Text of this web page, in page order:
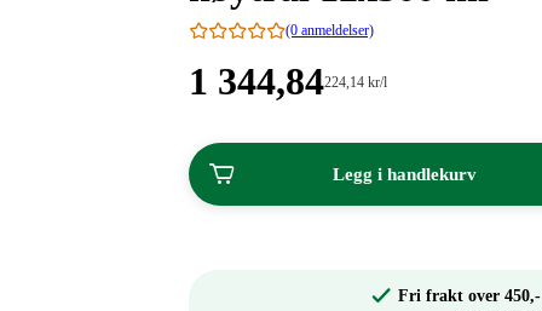
(0 anmeldelser)
Pris:
344,84
kroner.
1 344,84Stykkpris:
224,14 kr/l
Legg i handlekurv
Fri frakt over 450,-